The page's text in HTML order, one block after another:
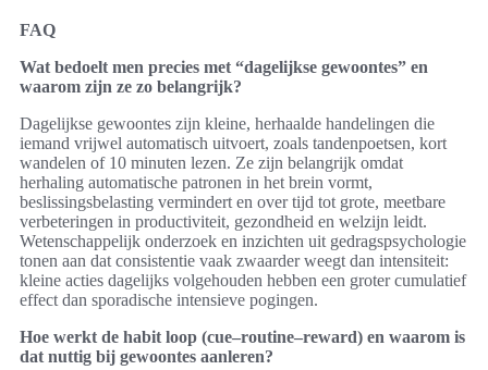
FAQ
Wat bedoelt men precies met “dagelijkse gewoontes” en
waarom zijn ze zo belangrijk?
Dagelijkse gewoontes zijn kleine, herhaalde handelingen die
iemand vrijwel automatisch uitvoert, zoals tandenpoetsen, kort
wandelen of 10 minuten lezen. Ze zijn belangrijk omdat
herhaling automatische patronen in het brein vormt,
beslissingsbelasting vermindert en over tijd tot grote, meetbare
verbeteringen in productiviteit, gezondheid en welzijn leidt.
Wetenschappelijk onderzoek en inzichten uit gedragspsychologie
tonen aan dat consistentie vaak zwaarder weegt dan intensiteit:
kleine acties dagelijks volgehouden hebben een groter cumulatief
effect dan sporadische intensieve pogingen.
Hoe werkt de habit loop (cue–routine–reward) en waarom is
dat nuttig bij gewoontes aanleren?